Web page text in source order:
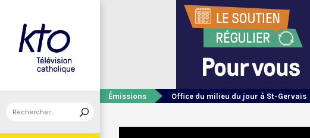
Émissions Office du milieu du jour à St-Gervais